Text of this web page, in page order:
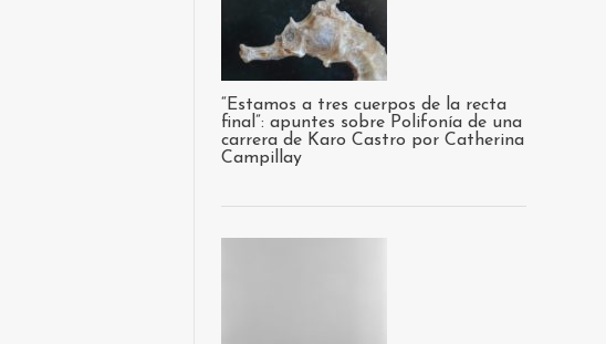
“Estamos a tres cuerpos de la recta
final”: apuntes sobre Polifonía de una
carrera de Karo Castro por Catherina
Campillay